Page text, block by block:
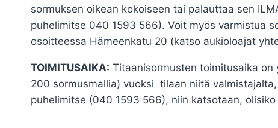
sormuksen oikean kokoiseen tai palauttaa sen
puhelimitse 040 1593 566). Voit myös varmistua
osoitteessa Hämeenkatu 20 (katso aukioloajat
TOIMITUSAIKA: Titaanisormusten toimitusaika on
200 sormusmallia) vuoksi tilaan niitä
puhelimitse (040 1593 566), niin katsotaan,